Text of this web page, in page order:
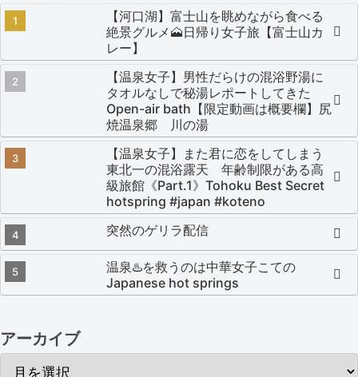
【河口湖】富士山を眺めながら食べる
絶景グルメ🗻日帰り女子旅【富士山カ
レー】
【温泉女子】男性だらけの混浴野湯に
タオルなしで秘湯レポートしてきた
Open-air bath【限定動画は概要欄】尻
焼温泉郷 川の湯
【温泉女子】また君に恋をしてしまう
東北一の混浴露天 年齢制限がある高
級旅館《Part.1》Tohoku Best Secret
hotspring #japan #koteno
突然のゲリラ配信
温泉♨️を救うのは中華女子こての
Japanese hot springs
アーカイブ